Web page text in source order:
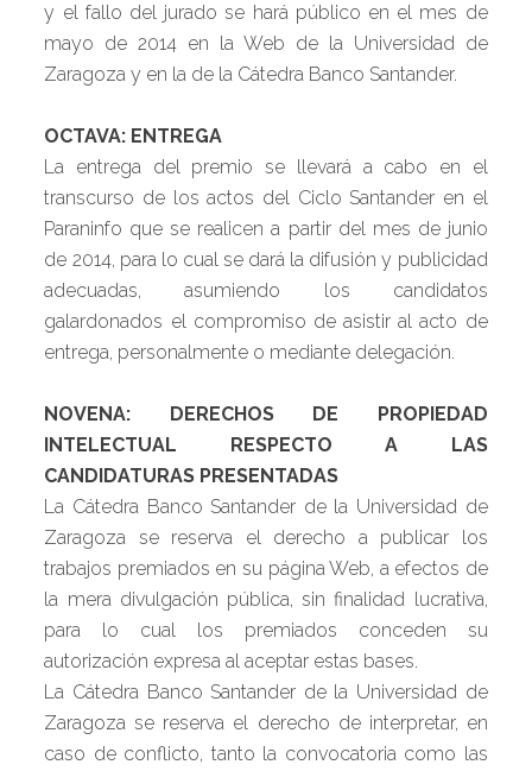
y el fallo del jurado se hará público en el mes de
mayo de 2014 en la Web de la Universidad de
Zaragoza y en la de la Cátedra Banco Santander.
OCTAVA: ENTREGA
La entrega del premio se llevará a cabo en el
transcurso de los actos del Ciclo Santander en el
Paraninfo que se realicen a partir del mes de junio
de 2014, para lo cual se dará la difusión y publicidad
adecuadas, asumiendo los candidatos
galardonados el compromiso de asistir al acto de
entrega, personalmente o mediante delegación.
NOVENA: DERECHOS DE PROPIEDAD
INTELECTUAL RESPECTO A LAS
CANDIDATURAS PRESENTADAS
La Cátedra Banco Santander de la Universidad de
Zaragoza se reserva el derecho a publicar los
trabajos premiados en su página Web, a efectos de
la mera divulgación pública, sin finalidad lucrativa,
para lo cual los premiados conceden su
autorización expresa al aceptar estas bases.
La Cátedra Banco Santander de la Universidad de
Zaragoza se reserva el derecho de interpretar, en
caso de conflicto, tanto la convocatoria como las